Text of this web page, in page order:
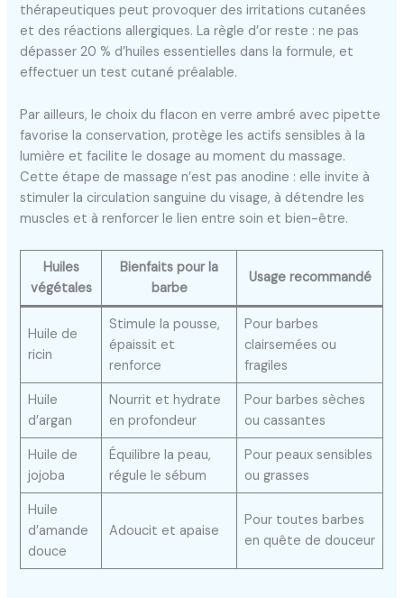
thérapeutiques peut provoquer des irritations cutanées
et des réactions allergiques. La règle d’or reste : ne pas
dépasser 20 % d’huiles essentielles dans la formule, et
effectuer un test cutané préalable.
Par ailleurs, le choix du flacon en verre ambré avec pipette
favorise la conservation, protège les actifs sensibles à la
lumière et facilite le dosage au moment du massage.
Cette étape de massage n’est pas anodine : elle invite à
stimuler la circulation sanguine du visage, à détendre les
muscles et à renforcer le lien entre soin et bien-être.
Huiles
végétales
Bienfaits pour la
barbe
Usage recommandé
Huile de
ricin
Stimule la pousse,
épaissit et
renforce
Pour barbes
clairsemées ou
fragiles
Huile
d’argan
Nourrit et hydrate
en profondeur
Pour barbes sèches
ou cassantes
Huile de
jojoba
Équilibre la peau,
régule le sébum
Pour peaux sensibles
ou grasses
Huile
d’amande
douce
Adoucit et apaise
Pour toutes barbes
en quête de douceur